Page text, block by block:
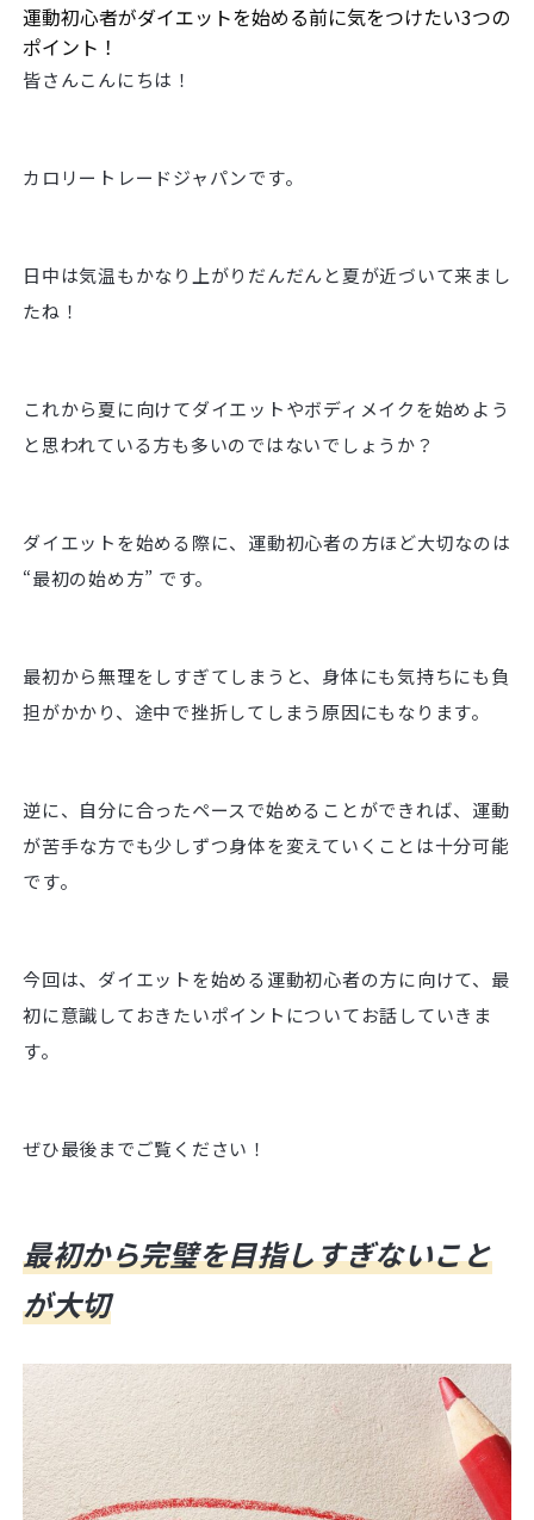
運動初心者がダイエットを始める前に気をつけたい3つの
ポイント！
皆さんこんにちは！
カロリートレードジャパンです。
日中は気温もかなり上がりだんだんと夏が近づいて来まし
たね！
これから夏に向けてダイエットやボディメイクを始めよう
と思われている方も多いのではないでしょうか？
ダイエットを始める際に、運動初心者の方ほど大切なのは
“最初の始め方” です。
最初から無理をしすぎてしまうと、身体にも気持ちにも負
担がかかり、途中で挫折してしまう原因にもなります。
逆に、自分に合ったペースで始めることができれば、運動
が苦手な方でも少しずつ身体を変えていくことは十分可能
です。
今回は、ダイエットを始める運動初心者の方に向けて、最
初に意識しておきたいポイントについてお話していきま
す。
ぜひ最後までご覧ください！
最初から完璧を目指しすぎないこと
が大切